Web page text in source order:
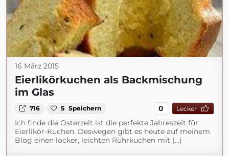
16 März 2015
Eierlikörkuchen als Backmischung
im Glas
716 5 Speichern 0 Lecker
Ich finde die Osterzeit ist die perfekte Jahreszeit für
Eierlikör-Kuchen. Deswegen gibt es heute auf meinem
Blog einen locker, leichten Rührkuchen mit (...)